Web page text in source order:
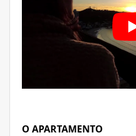
O APARTAMENTO